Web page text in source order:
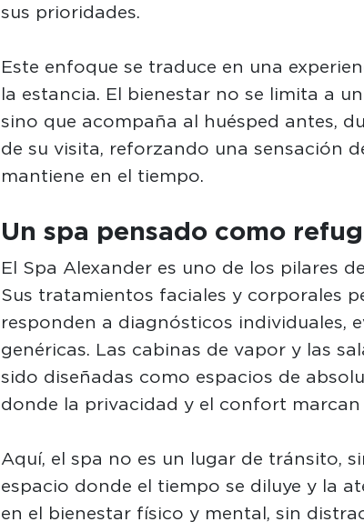
sus prioridades.
Este enfoque se traduce en una
la estancia. El bienestar no se limita a
sino que acompaña al huésped antes,
de su visita, reforzando una sensación
mantiene en el tiempo.
Un spa pensado como
El Spa Alexander es uno de los pilares
Sus tratamientos faciales y corporales
responden a diagnósticos individuales,
genéricas. Las cabinas de vapor y las
sido diseñadas como espacios de
donde la privacidad y el confort marcan
Aquí, el spa no es un lugar de tránsito,
espacio donde el tiempo se diluye y la
en el bienestar físico y mental, sin